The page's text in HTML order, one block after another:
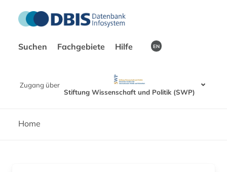
Suchen Fachgebiete Hilfe EN
Zugang über
Stiftung Wissenschaft und Politik (SWP)
Home